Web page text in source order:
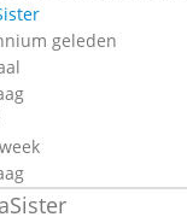
geleden